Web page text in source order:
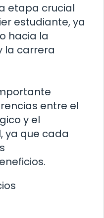
etapa crucial
estudiante, ya
hacia la
la carrera
entre el
y el
ya que cada